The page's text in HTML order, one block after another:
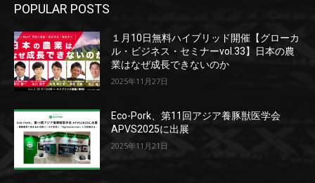
POPULAR POSTS
１月10日無料ハイブリッド開催【グローカ
ル・ビジネス・セミナーvol.33】日本の農
業はなぜ成長できないのか
2025年11月27日
Eco-Pork、第11回アジア養豚獣医学会
APVS2025に出展
2025年11月21日